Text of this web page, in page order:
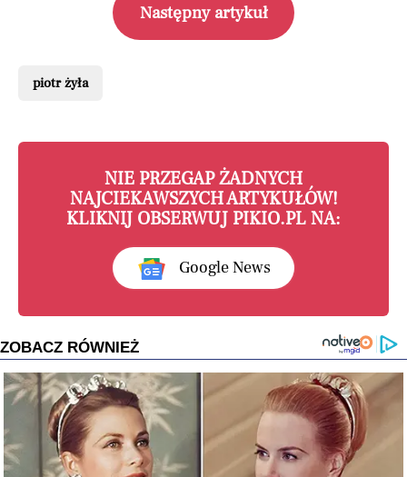
Następny artykuł
piotr żyła
NIE PRZEGAP ŻADNYCH
NAJCIEKAWSZYCH ARTYKUŁÓW!
KLIKNIJ OBSERWUJ PIKIO.PL NA:
Google News
ZOBACZ RÓWNIEŻ